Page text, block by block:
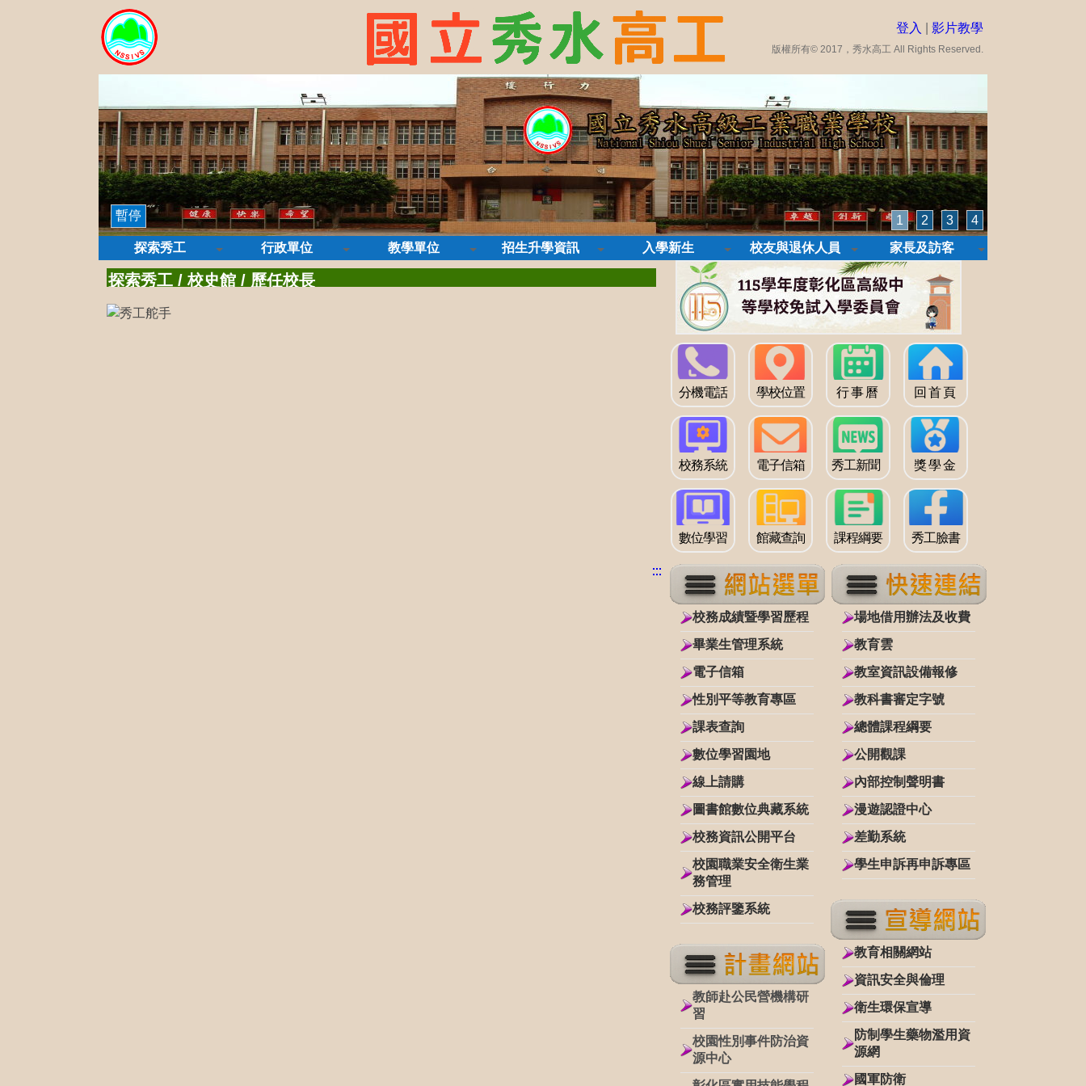
登入 影片教學
版權所有© 2017，秀水高工 All Rights Reserved.
暫停 1 2 3
4
探索秀工
行政單位 教學單位 招生升學資訊 入學新生 校友與退休人員 家長及訪客
探索秀工 /校史館 / 歷任校長
分機電話 學校位置 行 事 曆 回 首 頁
校務系統 電子信箱 秀工新聞 獎 學 金
數位學習 館藏查詢 課程綱要 秀工臉書
:::
校務成績暨學習歷程
畢業生管理系統
電子信箱
性別平等教育專區
課表查詢
數位學習園地
線上請購
圖書館數位典藏系統
校務資訊公開平台
校園職業安全衛生業
務管理
校務評鑒系統
:::
教師赴公民營機構研
習
校園性別事件防治資
源中心
:::
場地借用辦法及收費
教育雲
教室資訊設備報修
教科書審定字號
總體課程綱要
公開觀課
內部控制聲明書
漫遊認證中心
差勤系統
學生申訴再申訴專區
:::
教育相關網站
資訊安全與倫理
衛生環保宣導
防制學生藥物濫用資
源網
國軍防衛